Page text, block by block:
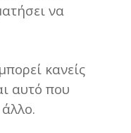
να
κανείς
αυτό που
άλλο.